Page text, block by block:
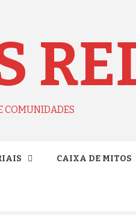
COMUNIDADES
CAIXA DE MITOS